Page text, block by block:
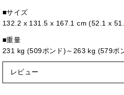
■サイズ
132.2 x 131.5 x 167.1 cm (52.1 x
■重量
231 kg (509ポンド)～263 kg (579ポ
レビュー